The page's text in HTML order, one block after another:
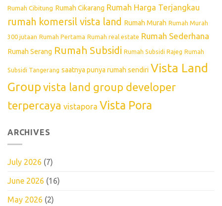
Rumah Cibitung Rumah Cikarang Rumah Harga Terjangkau
rumah komersil vista land Rumah Murah Rumah Murah
300 jutaan Rumah Pertama Rumah real estate Rumah Sederhana
Rumah Serang Rumah Subsidi Rumah Subsidi Rajeg Rumah
Subsidi Tangerang saatnya punya rumah sendiri Vista Land
Group vista land group developer
terpercaya vistapora Vista Pora
ARCHIVES
July 2026 (7)
June 2026 (16)
May 2026 (2)